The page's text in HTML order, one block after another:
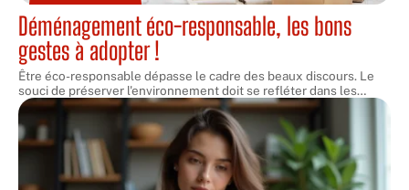
Déménagement éco-responsable, les bons
gestes à adopter !
Être éco-responsable dépasse le cadre des beaux discours. Le
souci de préserver l'environnement doit se refléter dans les…